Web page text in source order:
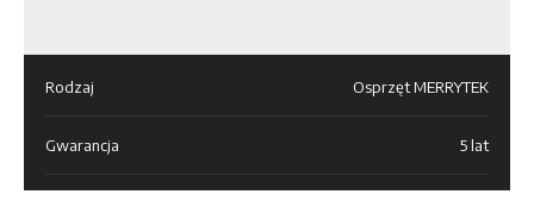
Rodzaj Osprzęt MERRYTEK
Gwarancja 5 lat